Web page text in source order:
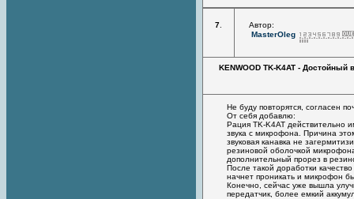
7
Автор:
MasterOleg
KENWOOD TK-K4AT - Достойный
Не буду повторятся, согласен
От себя добавлю:
Рация TK-K4AT действительно
звука с микрофона. Причина
звуковая канавка не
резиновой оболочкой
дополнительный прорез в
После такой доработки
начнет проникать и микрофон
Конечно, сейчас уже вышла
передатчик, более емкий